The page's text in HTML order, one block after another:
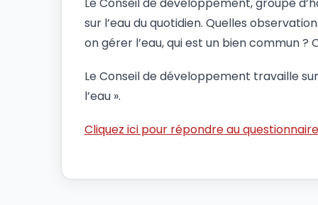
sur l’eau du quotidien. Quelles
on gérer l’eau, qui est un bien commun
Le Conseil de développement travaille
l’eau ».
Cliquez ici pour répondre au questionnaire